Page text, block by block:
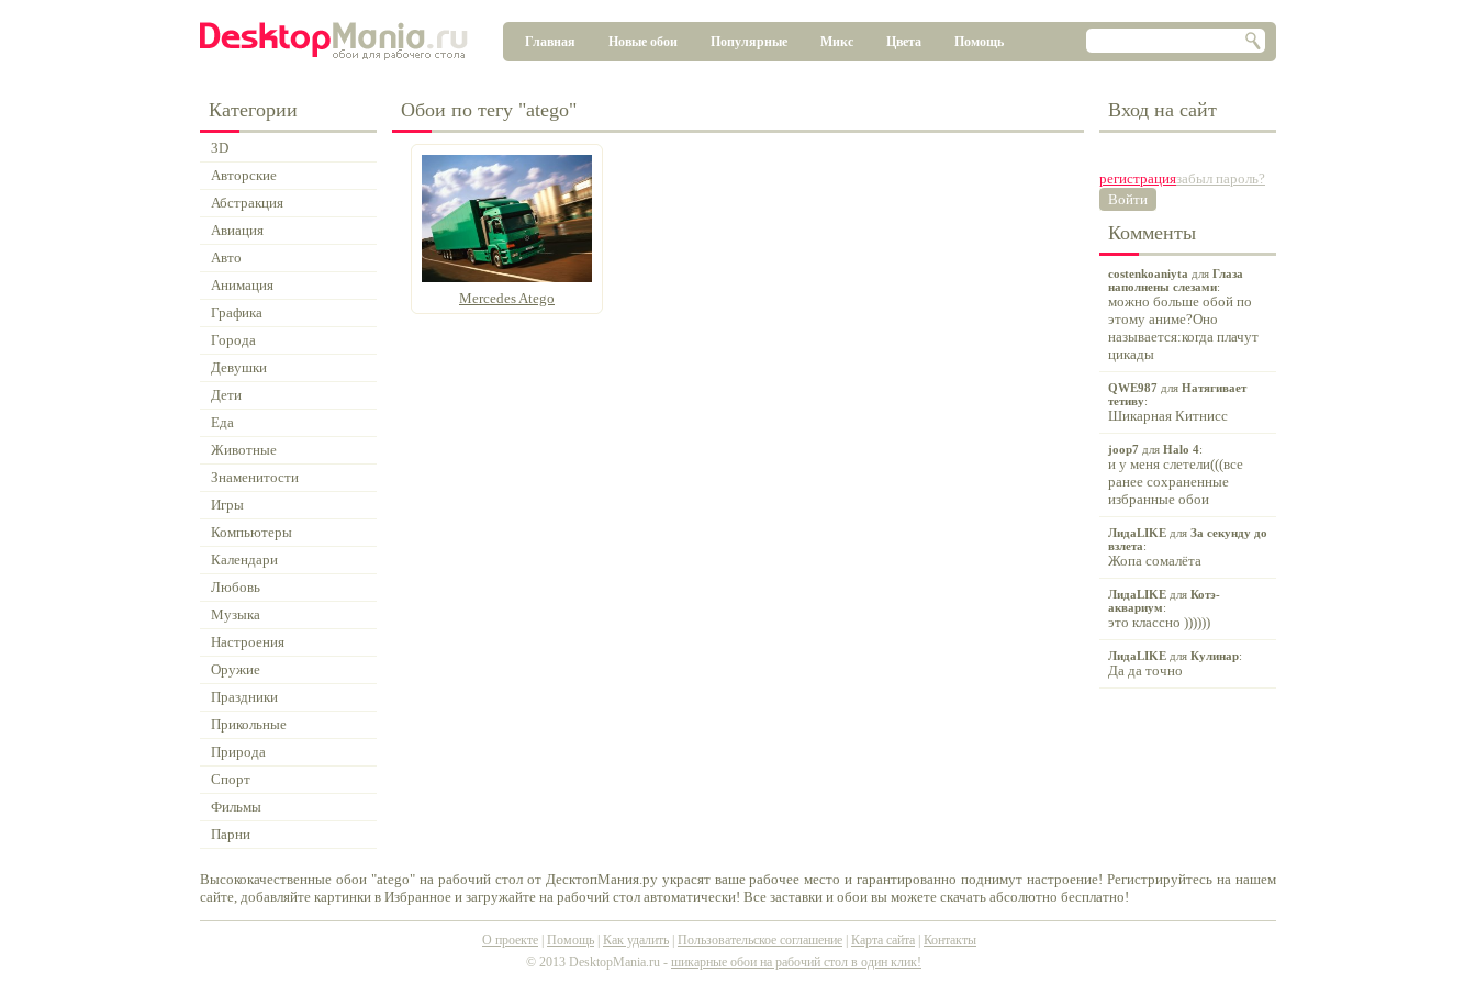
Главная Новые обои Популярные Микс Цвета Помощь
Категории
3D
Авторские
Абстракция
Авиация
Авто
Анимация
Графика
Города
Девушки
Дети
Еда
Животные
Знаменитости
Игры
Компьютеры
Календари
Любовь
Музыка
Настроения
Оружие
Праздники
Прикольные
Природа
Спорт
Фильмы
Парни
Обои по тегу "atego"
Mercedes Atego
Вход на сайт
регистрациязабыл пароль?
Войти
Комменты
costenkoaniyta для Глаза
наполнены слезами:
можно больше обой по
этому аниме?Оно
называется:когда плачут
цикады
QWE987 для Натягивает
тетиву:
Шикарная Китнисс
joop7 для Halo 4:
и у меня слетели(((все
ранее сохраненные
избранные обои
ЛидаLIKE для За секунду до
взлета:
Жопа сомалёта
ЛидаLIKE для Котэ-
аквариум:
это классно ))))))
ЛидаLIKE для Кулинар:
Да да точно
Высококачественные обои "atego" на рабочий стол от ДесктопМания.ру украсят ваше рабочее место и гарантированно поднимут настроение! Регистрируйтесь на нашем
сайте, добавляйте картинки в Избранное и загружайте на рабочий стол автоматически! Все заставки и обои вы можете скачать абсолютно бесплатно!
О проекте Помощь Как удалить Пользовательское соглашение Карта сайта
Контакты
© 2013 DesktopMania.ru - шикарные обои на рабочий стол в один клик!